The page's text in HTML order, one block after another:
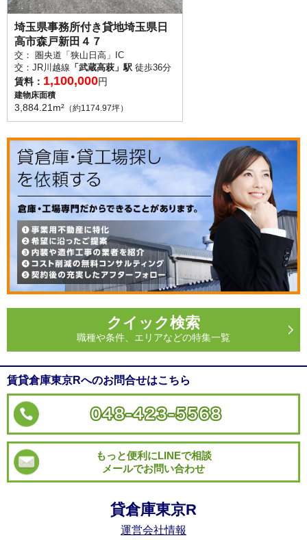
埼玉県事務所付き貸地埼玉県日
高市森戸新田４７
交： 圏央道「狭山日高」IC
交：JR川越線 「武蔵高萩」駅 徒歩36分
賃料： 1,100,000円
建物床面積
3,884.21m² （約1174.97坪）
クイック検索
職種や条件、エリアなどの特集一覧
賃貸倉庫東京Rへのお問合せはこちら
もっと便利にLINEで相談
メールでお問い合わせ
貸倉庫東京R
運営会社情報